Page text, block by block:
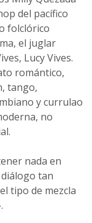
del pacífico
folclórico
el juglar
Lucy Vives.
romántico,
tango,
y currulao
no
nada en
tan
tipo de mezcla